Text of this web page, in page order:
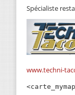
Spécialiste
www.techni-